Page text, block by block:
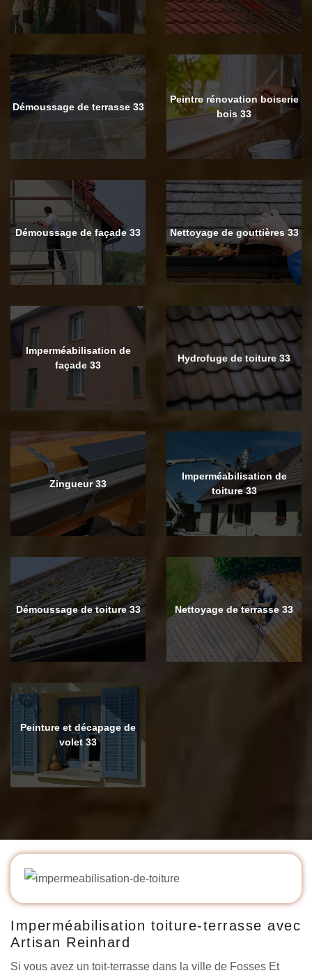
Démoussage de terrasse 33
Peintre rénovation boiserie
bois 33
Démoussage de façade 33 Nettoyage de gouttières 33
Imperméabilisation de
façade 33
Hydrofuge de toiture 33
Zingueur 33
Imperméabilisation de
toiture 33
Démoussage de toiture 33 Nettoyage de terrasse 33
Peinture et décapage de
volet 33
Imperméabilisation toiture-terrasse avec
Artisan Reinhard
Si vous avez un toit-terrasse dans la ville de Fosses Et